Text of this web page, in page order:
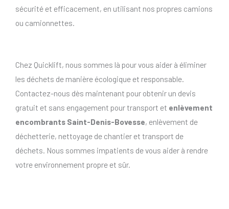
sécurité et efficacement, en utilisant nos propres camions
ou camionnettes.
Chez Quicklift, nous sommes là pour vous aider à éliminer
les déchets de manière écologique et responsable.
Contactez-nous dès maintenant pour obtenir un devis
gratuit et sans engagement pour transport et enlèvement
encombrants Saint-Denis-Bovesse, enlèvement de
déchetterie, nettoyage de chantier et transport de
déchets. Nous sommes impatients de vous aider à rendre
votre environnement propre et sûr.